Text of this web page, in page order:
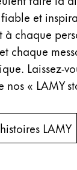
et
chaque
chaque
Laissez-
nos « LAMY
LAMY